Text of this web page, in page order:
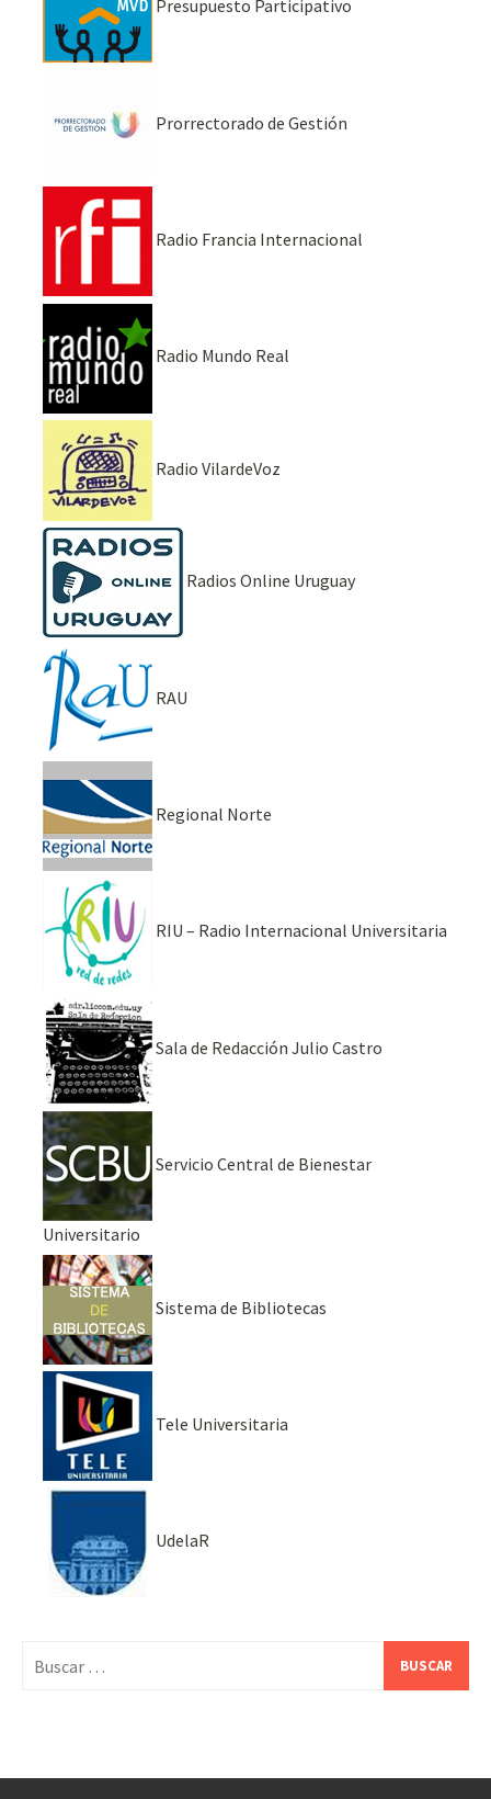
Presupuesto Participativo
Prorrectorado de Gestión
Radio Francia Internacional
Radio Mundo Real
Radio VilardeVoz
Radios Online Uruguay
RAU
Regional Norte
RIU – Radio Internacional Universitaria
Sala de Redacción Julio Castro
Servicio Central de Bienestar
Universitario
Sistema de Bibliotecas
Tele Universitaria
UdelaR